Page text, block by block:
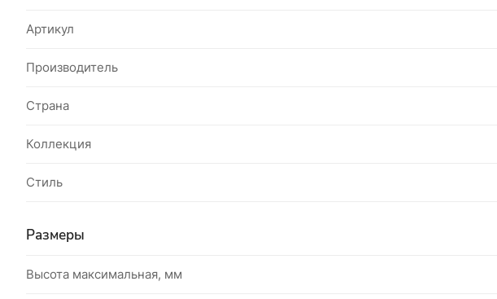
Артикул
Производитель
Страна
Коллекция
Стиль
Размеры
Высота максимальная, мм